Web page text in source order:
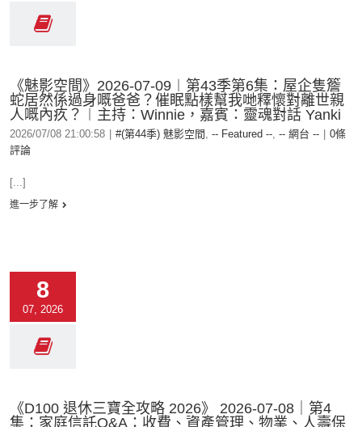
《魅影空間》2026-07-09︱第43季第6集：屋企隻簷
蛇居然係過身嘅爸爸？催眠點樣幫我哋釋懷對離世親
人嘅內疚？︱主持：Winnie，嘉賓：靈魂對話 Yanki
2026/07/08 21:00:58 #(第44季) 魅影空間 , -- Featured --, -- 網台 --
0條
評論
[...]
進一步了解
8
07, 2026
《D100 退休三寶全攻略 2026》 2026-07-08｜第4
集：家庭信託Q&A：收費、資產管理、物業、人壽保